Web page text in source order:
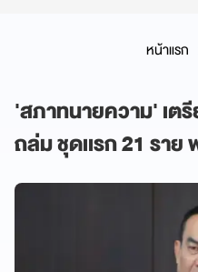
หน้าแรก
'สภาทนายความ' เต
ถล่ม ชุดเเรก 21 ราย